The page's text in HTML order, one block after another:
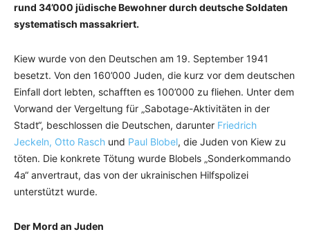
rund 34’000 jüdische Bewohner durch deutsche Soldaten
systematisch massakriert.
Kiew wurde von den Deutschen am 19. September 1941
besetzt. Von den 160’000 Juden, die kurz vor dem deutschen
Einfall dort lebten, schafften es 100’000 zu fliehen. Unter dem
Vorwand der Vergeltung für „Sabotage-Aktivitäten in der
Stadt“, beschlossen die Deutschen, darunter Friedrich
Jeckeln, Otto Rasch und Paul Blobel, die Juden von Kiew zu
töten. Die konkrete Tötung wurde Blobels „Sonderkommando
4a“ anvertraut, das von der ukrainischen Hilfspolizei
unterstützt wurde.
Der Mord an Juden